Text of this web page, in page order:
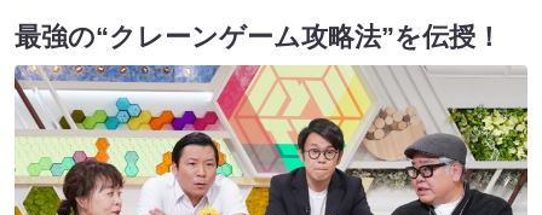
最強の“クレーンゲーム攻略法”を伝授！